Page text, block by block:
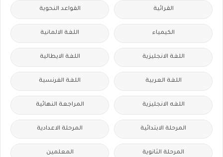
القرائية القواعد النحوية
الكيمياء اللغة الالمانية
اللغة الانجليزية اللغة الايطالية
اللغة العربية اللغة الفرنسية
اللغه الانجليزية المراجعة النهائية
المرحلة الابتدائية المرحلة الاعدادية
المرحلة الثانوية المعلمين